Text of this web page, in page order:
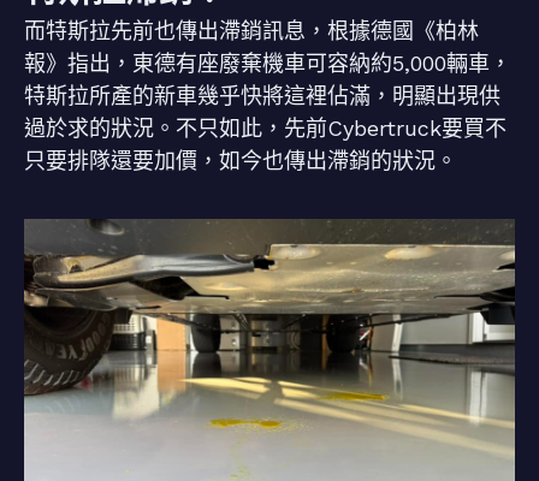
而特斯拉先前也傳出滯銷訊息，根據德國《柏林
報》指出，東德有座廢棄機車可容納約5,000輛車，
特斯拉所產的新車幾乎快將這裡佔滿，明顯出現供
過於求的狀況。不只如此，先前Cybertruck要買不
只要排隊還要加價，如今也傳出滯銷的狀況。